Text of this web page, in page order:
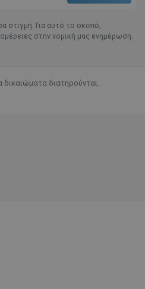
στιγμή. Για αυτό το σκοπό,
στην νομική μας ενημέρωση.
διατηρούνται.